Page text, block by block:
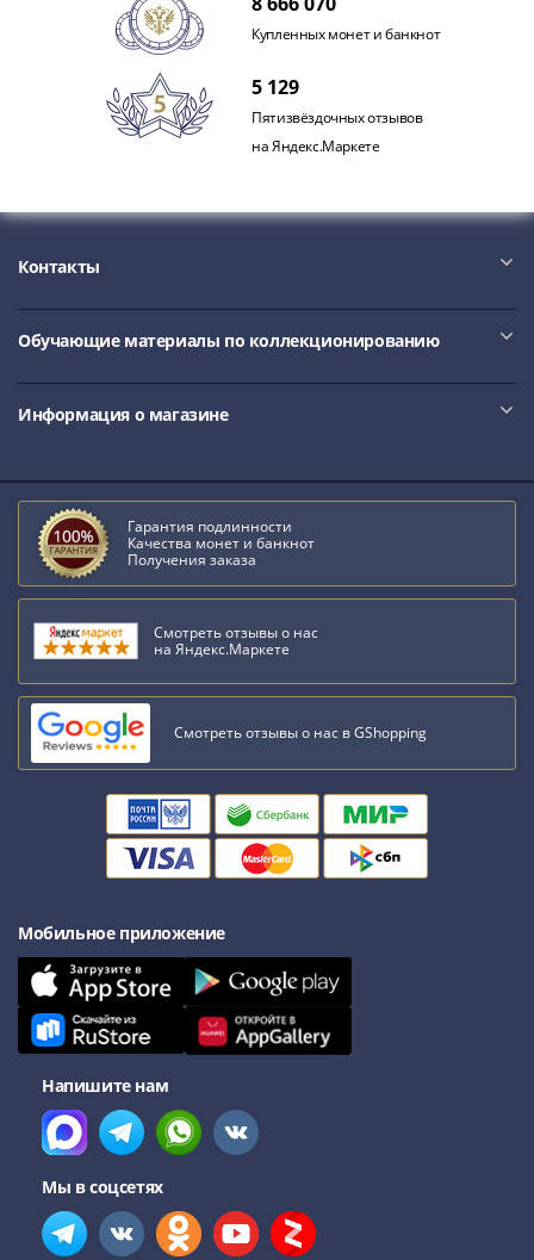
Купленных монет и банкнот
5 129
Пятизвёздочных отзывов
на Яндекс.Маркете
Контакты
Обучающие материалы по коллекционированию
Информация о магазине
Гарантия подлинности
Качества монет и банкнот
Получения заказа
Смотреть отзывы о нас
на Яндекс.Маркете
Смотреть отзывы о нас в GShopping
Мобильное приложение
Напишите нам
Мы в соцсетях